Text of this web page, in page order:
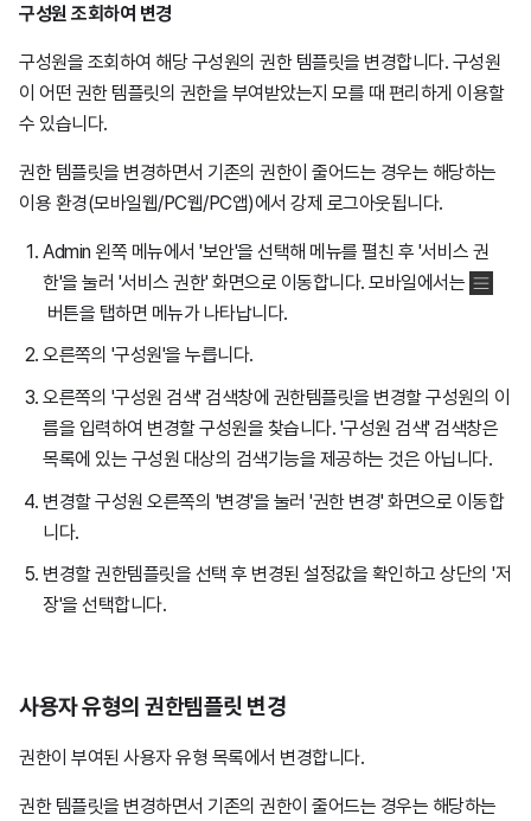
구성원 조회하여 변경
구성원을 조회하여 해당 구성원의 권한 템플릿을 변경합니다. 구성원
이 어떤 권한 템플릿의 권한을 부여받았는지 모를 때 편리하게 이용할
수 있습니다.
권한 템플릿을 변경하면서 기존의 권한이 줄어드는 경우는 해당하는
이용 환경(모바일웹/PC웹/PC앱)에서 강제 로그아웃됩니다.
Admin 왼쪽 메뉴에서 '보안'을 선택해 메뉴를 펼친 후 '서비스 권
한'을 눌러 '서비스 권한' 화면으로 이동합니다. 모바일에서는
버튼을 탭하면 메뉴가 나타납니다.
오른쪽의 '구성원'을 누릅니다.
오른쪽의 '구성원 검색' 검색창에 권한템플릿을 변경할 구성원의 이
름을 입력하여 변경할 구성원을 찾습니다. '구성원 검색' 검색창은
목록에 있는 구성원 대상의 검색기능을 제공하는 것은 아닙니다.
변경할 구성원 오른쪽의 '변경'을 눌러 '권한 변경' 화면으로 이동합
니다.
변경할 권한템플릿을 선택 후 변경된 설정값을 확인하고 상단의 '저
장'을 선택합니다.
사용자 유형의 권한템플릿 변경
권한이 부여된 사용자 유형 목록에서 변경합니다.
권한 템플릿을 변경하면서 기존의 권한이 줄어드는 경우는 해당하는